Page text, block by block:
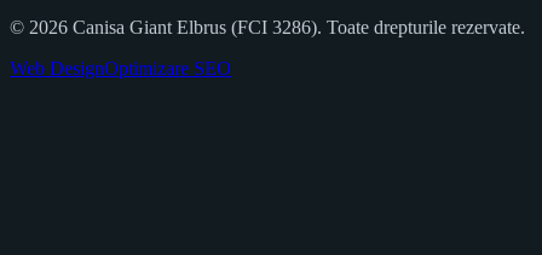
© 2026 Canisa Giant Elbrus (FCI 3286). Toate drepturile rezervate.
Web DesignOptimizare SEO